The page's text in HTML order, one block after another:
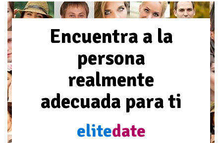
Encuentra a la
persona
realmente
adecuada para ti
elitedate